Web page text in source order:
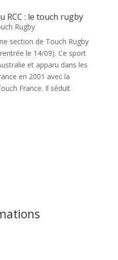
RCC : le touch rugby
Rugby
section de Touch Rugby
le 14/09). Ce sport
et apparu dans les
en 2001 avec la
France. Il séduit